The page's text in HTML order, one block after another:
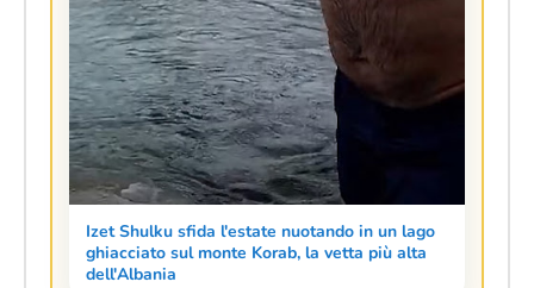
Izet Shulku sfida l'estate nuotando in un lago
ghiacciato sul monte Korab, la vetta più alta
dell'Albania